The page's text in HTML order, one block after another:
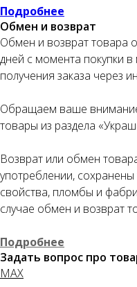
Подробнее
Обмен и возврат
Обмен и возврат товара
дней с момента покупки
получения заказа через
Обращаем ваше
товары из раздела
Возврат или обмен
употреблении,
свойства, пломбы и
случае обмен и возврат
Подробнее
Задать вопрос про
MAX